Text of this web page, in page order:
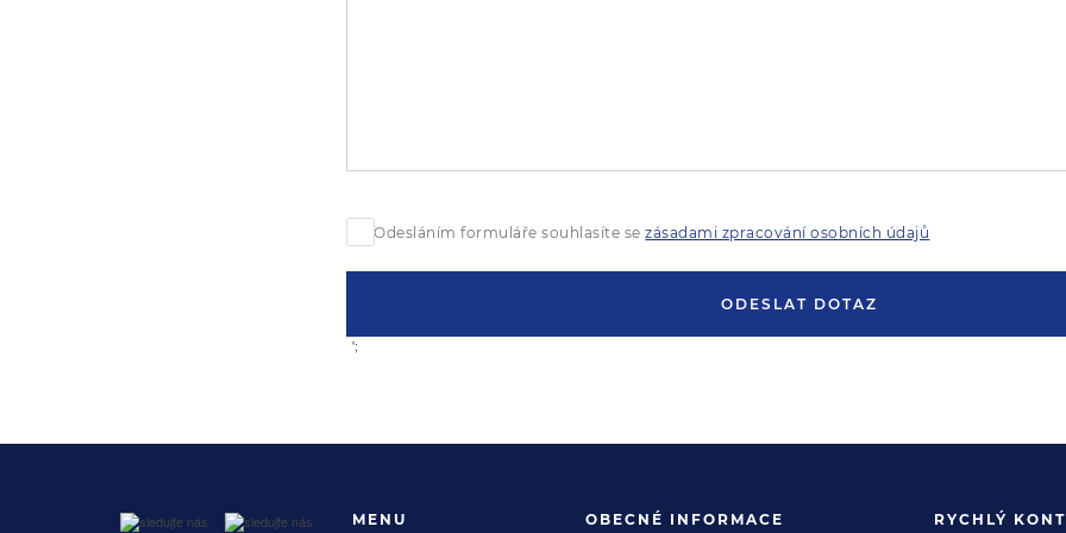
Odesláním formuláře souhlasíte sezásadami zpracování osobních údajů
ODESLAT DOTAZ
';
MENU OBECNÉ INFORMACE RYCHLÝ